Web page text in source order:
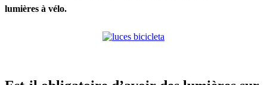
lumières à vélo.